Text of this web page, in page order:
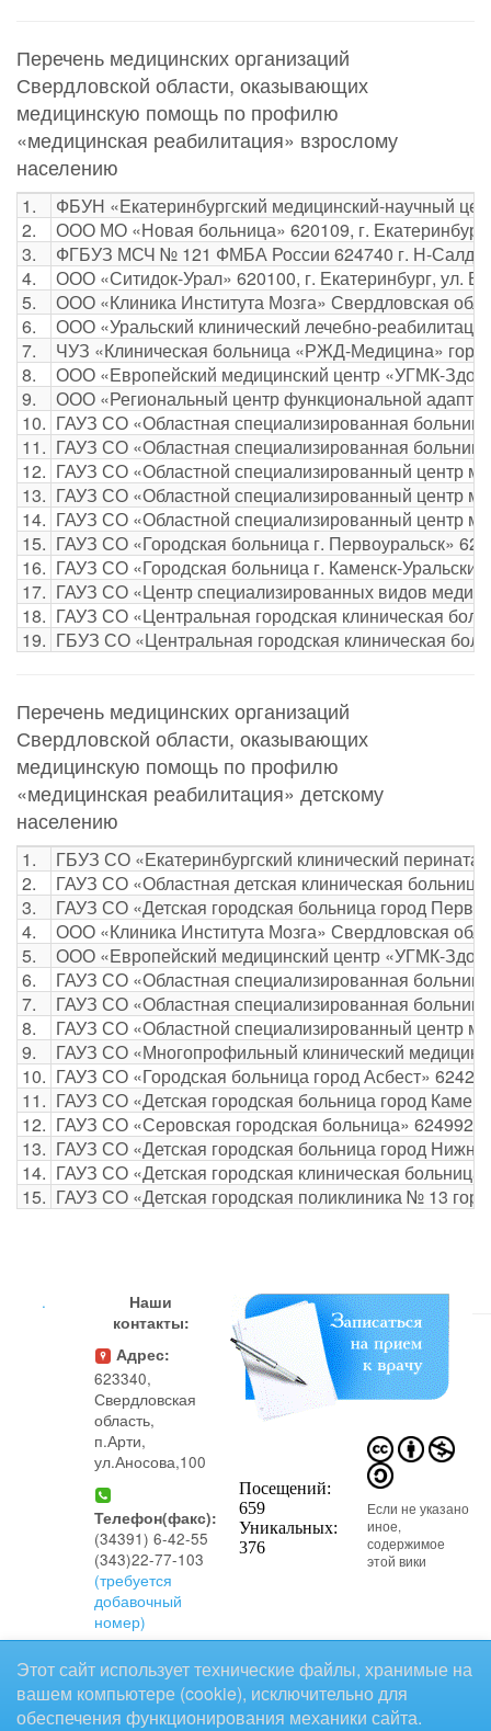
Перечень медицинских организаций
Свердловской области, оказывающих
медицинскую помощь по профилю
«медицинская реабилитация» взрослому
населению
1.
ФБУН «Екатеринбургский медицинский-научный
2.
ООО МО «Новая больница» 620109, г.
3.
ФГБУЗ МСЧ № 121 ФМБА России 624740 г. Н-Салда,
4.
ООО «Ситидок-Урал» 620100, г. Екатеринбург, ул.
5.
ООО «Клиника Института Мозга» Свердловская
6.
ООО «Уральский клинический лечебно-
7.
ЧУЗ «Клиническая больница «РЖД-Медицина»
8.
ООО «Европейский медицинский центр «УГМК-
9.
ООО «Региональный центр функциональной
10. ГАУЗ СО «Областная специализированная
11. ГАУЗ СО «Областная специализированная
12. ГАУЗ СО «Областной специализированный центр
13. ГАУЗ СО «Областной специализированный центр
14. ГАУЗ СО «Областной специализированный центр
15. ГАУЗ СО «Городская больница г. Первоуральск»
16. ГАУЗ СО «Городская больница г. Каменск-
17. ГАУЗ СО «Центр специализированных видов
18. ГАУЗ СО «Центральная городская клиническая
19. ГБУЗ СО «Центральная городская клиническая
Перечень медицинских организаций
Свердловской области, оказывающих
медицинскую помощь по профилю
«медицинская реабилитация» детскому
населению
1.
ГБУЗ СО «Екатеринбургский клинический
2.
ГАУЗ СО «Областная детская клиническая
3.
ГАУЗ СО «Детская городская больница город
4.
ООО «Клиника Института Мозга» Свердловская
5.
ООО «Европейский медицинский центр «УГМК-
6.
ГАУЗ СО «Областная специализированная
7.
ГАУЗ СО «Областная специализированная
8.
ГАУЗ СО «Областной специализированный центр
9.
ГАУЗ СО «Многопрофильный клинический
10. ГАУЗ СО «Городская больница город Асбест»
11. ГАУЗ СО «Детская городская больница город
12. ГАУЗ СО «Серовская городская больница» 624992
13. ГАУЗ СО «Детская городская больница город
14. ГАУЗ СО «Детская городская клиническая
15. ГАУЗ СО «Детская городская поликлиника № 13
.
Наши
контакты:
Адрес:
623340,
Свердловская
область,
п.Арти,
ул.Аносова,100
Телефон(факс):
(34391) 6-42-55
(343)22-77-103
(требуется
добавочный
номер)
Телефон(регистратура
поликлиники):
(34391) 6-42-70
Если не указано
иное,
содержимое
этой вики
предоставляется на условиях
следующей лицензии:
CC Attribution-Noncommercial-Share Alike
4.0 International
Этот сайт использует технические файлы, хранимые на
вашем компьютере (cookie), исключительно для
обеспечения функционирования механики сайта.